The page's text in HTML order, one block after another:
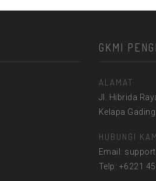
GKMI
ALAMAT
Jl. Hibrida
Kelapa
HUBUNGI
Email:
Telp: +6221